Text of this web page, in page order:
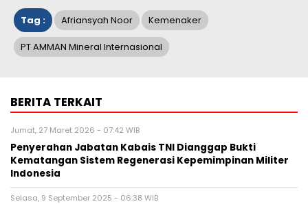
Tag : Afriansyah Noor Kemenaker
PT AMMAN Mineral Internasional
BERITA TERKAIT
Jumat, 27 Maret 2026 - 07:42 WIB
Penyerahan Jabatan Kabais TNI Dianggap Bukti
Kematangan Sistem Regenerasi Kepemimpinan Militer
Indonesia
Selasa, 9 September 2025 - 06:38 WIB